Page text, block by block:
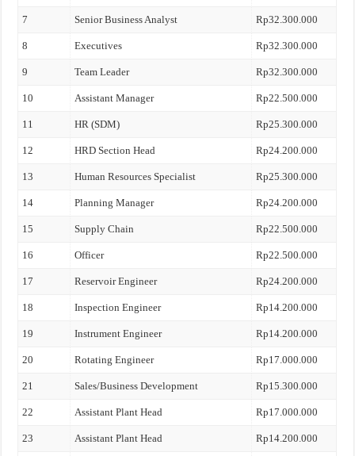
7 Senior Business Analyst Rp32.300.000
8 Executives Rp32.300.000
9 Team Leader Rp32.300.000
10 Assistant Manager Rp22.500.000
11 HR (SDM) Rp25.300.000
12 HRD Section Head Rp24.200.000
13 Human Resources Specialist Rp25.300.000
14 Planning Manager Rp24.200.000
15 Supply Chain Rp22.500.000
16 Officer Rp22.500.000
17 Reservoir Engineer Rp24.200.000
18 Inspection Engineer Rp14.200.000
19 Instrument Engineer Rp14.200.000
20 Rotating Engineer Rp17.000.000
21 Sales/Business Development Rp15.300.000
22 Assistant Plant Head Rp17.000.000
23 Assistant Plant Head Rp14.200.000